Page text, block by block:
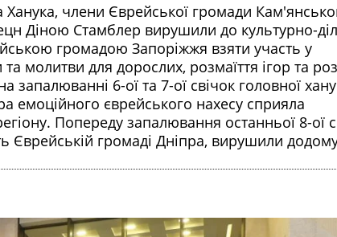
Ханука, члени Єврейської громади
Діною Стамблер вирушили до культурно-
громадою Запоріжжя взяти участь у
молитви для дорослих, розмаїття ігор та
запалюванні 6-ої та 7-ої свічок головної
емоційного єврейського нахесу сприяла
Попереду запалювання останньої 8-ої
Єврейській громаді Дніпра, вирушили